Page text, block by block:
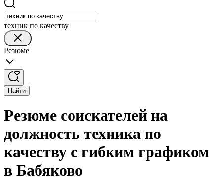
техник по качеству
Резюме
Найти
Резюме соискателей на
должность техника по
качеству с гибким графиком
в Бабяково